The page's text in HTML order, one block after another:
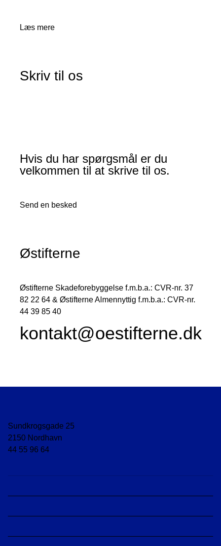
Læs mere
Skriv til os
Hvis du har spørgsmål er du
velkommen til at skrive til os.
Send en besked
Østifterne
Østifterne Skadeforebyggelse f.m.b.a.: CVR-nr. 37
82 22 64 & Østifterne Almennyttig f.m.b.a.: CVR-nr.
44 39 85 40
kontakt@oestifterne.dk
Sundkrogsgade 25
2150 Nordhavn
44 55 96 64